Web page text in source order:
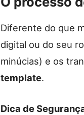
Diferente do que
digital ou do seu
minúcias) e os
template.
Dica de